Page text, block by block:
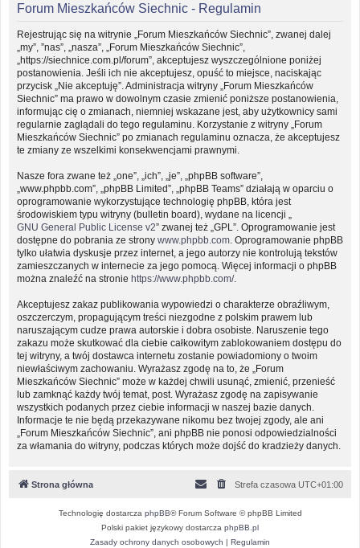
Forum Mieszkańców Siechnic - Regulamin
Rejestrując się na witrynie „Forum Mieszkańców Siechnic”, zwanej dalej
„my”, ”nas”, „nasza”, „Forum Mieszkańców Siechnic”,
„https://siechnice.com.pl/forum”, akceptujesz wyszczególnione poniżej
postanowienia. Jeśli ich nie akceptujesz, opuść to miejsce, naciskając
przycisk „Nie akceptuję”. Administracja witryny „Forum Mieszkańców
Siechnic” ma prawo w dowolnym czasie zmienić poniższe postanowienia,
informując cię o zmianach, niemniej wskazane jest, aby użytkownicy sami
regularnie zaglądali do tego regulaminu. Korzystanie z witryny „Forum
Mieszkańców Siechnic” po zmianach regulaminu oznacza, że akceptujesz
te zmiany ze wszelkimi konsekwencjami prawnymi.
Nasze fora zwane też „one”, „ich”, „je”, „phpBB software”,
„www.phpbb.com”, „phpBB Limited”, „phpBB Teams” działają w oparciu o
oprogramowanie wykorzystujące technologię phpBB, która jest
środowiskiem typu witryny (bulletin board), wydane na licencji „
GNU General Public License v2” zwanej też „GPL”. Oprogramowanie jest
dostępne do pobrania ze strony www.phpbb.com . Oprogramowanie phpBB
tylko ułatwia dyskusje przez internet, a jego autorzy nie kontrolują tekstów
zamieszczanych w internecie za jego pomocą. Więcej informacji o phpBB
można znaleźć na stronie https://www.phpbb.com/.
Akceptujesz zakaz publikowania wypowiedzi o charakterze obraźliwym,
oszczerczym, propagującym treści niezgodne z polskim prawem lub
naruszającym cudze prawa autorskie i dobra osobiste. Naruszenie tego
zakazu może skutkować dla ciebie całkowitym zablokowaniem dostępu do
tej witryny, a twój dostawca internetu zostanie powiadomiony o twoim
niewłaściwym zachowaniu. Wyrażasz zgodę na to, że „Forum
Mieszkańców Siechnic” może w każdej chwili usunąć, zmienić, przenieść
lub zamknąć każdy twój temat, post. Wyrażasz zgodę na zapisywanie
wszystkich podanych przez ciebie informacji w naszej bazie danych.
Informacje te nie będą przekazywane nikomu bez twojej zgody, ale ani
„Forum Mieszkańców Siechnic”, ani phpBB nie ponosi odpowiedzialności
za włamania do witryny, podczas których może dojść do kradzieży danych.
Strona główna Strefa czasowa UTC+01:00
Technologię dostarcza phpBB® Forum Software © phpBB Limited
Polski pakiet językowy dostarcza phpBB.pl
Zasady ochrony danych osobowych | Regulamin